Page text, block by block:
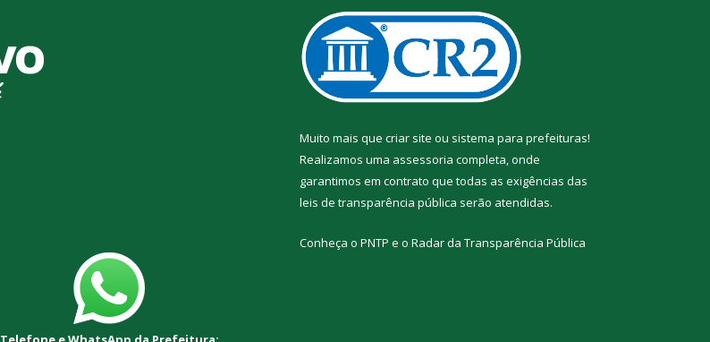
Muito mais que criar site ou sistema para prefeituras!
Realizamos uma assessoria completa, onde
garantimos em contrato que todas as exigências das
leis de transparência pública serão atendidas.
Conheça o PNTP e o Radar da Transparência Pública